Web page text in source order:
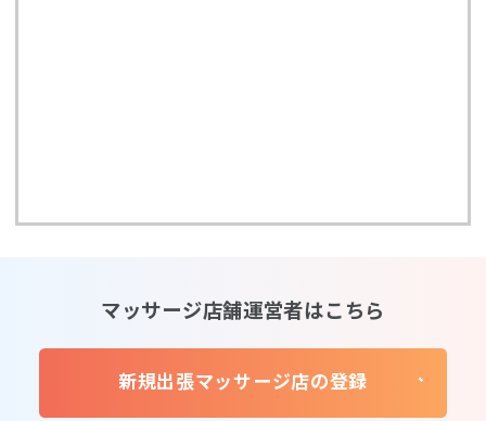
マッサージ店舗運営者はこちら
新規出張マッサージ店の登録